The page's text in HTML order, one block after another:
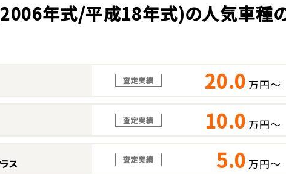
年式/平成18年式)の人気車種
査定実績 20.0 万円～
査定実績 10.0 万円～
ス 査定実績 5.0 万円～